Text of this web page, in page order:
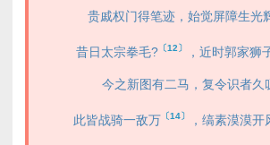
贵戚权门得笔迹，始觉屏障生光
昔日太宗拳毛? 〔12〕 ，近时郭家狮
今之新图有二马，复令识者久
此皆战骑一敌万 〔14〕 ，缟素漠漠开